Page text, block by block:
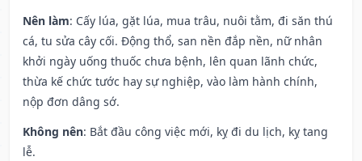
Nên làm: Cấy lúa, gặt lúa, mua trâu, nuôi tằm, đi săn thú
cá, tu sửa cây cối. Động thổ, san nền đắp nền, nữ nhân
khởi ngày uống thuốc chưa bệnh, lên quan lãnh chức,
thừa kế chức tước hay sự nghiệp, vào làm hành chính,
nộp đơn dâng sớ.
Không nên: Bắt đầu công việc mới, kỵ đi du lịch, kỵ tang
lễ.